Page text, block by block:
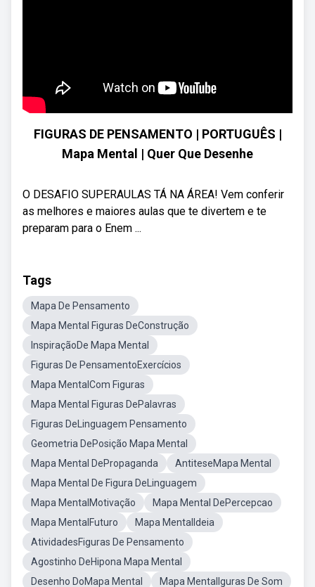
FIGURAS DE PENSAMENTO | PORTUGUÊS |
Mapa Mental | Quer Que Desenhe
O DESAFIO SUPERAULAS TÁ NA ÁREA! Vem conferir
as melhores e maiores aulas que te divertem e te
preparam para o Enem ...
Tags
Mapa De Pensamento
Mapa Mental Figuras DeConstrução
InspiraçãoDe Mapa Mental
Figuras De PensamentoExercícios
Mapa MentalCom Figuras
Mapa Mental Figuras DePalavras
Figuras DeLinguagem Pensamento
Geometria DePosição Mapa Mental
Mapa Mental DePropaganda
AntiteseMapa Mental
Mapa Mental De Figura DeLinguagem
Mapa MentalMotivação
Mapa Mental DePercepcao
Mapa MentalFuturo
Mapa MentalIdeia
AtividadesFiguras De Pensamento
Agostinho DeHipona Mapa Mental
Desenho DoMapa Mental
Mapa MentalIguras De Som